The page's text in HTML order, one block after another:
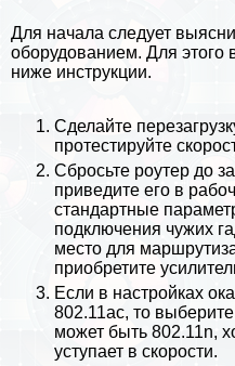
Для начала следует
оборудованием. Для
ниже инструкции.
Сделайте
протестируйте
Сбросьте роутер до
приведите его в
стандартные
подключения чужих
место для
приобретите
Если в настройках
802.11ac, то
может быть 802.11n,
уступает в скорости.